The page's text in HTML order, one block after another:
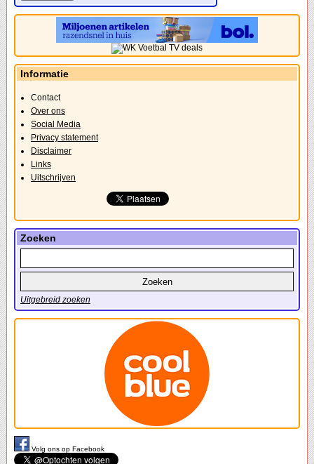
Informatie
Contact
Over ons
Social Media
Privacy statement
Disclaimer
Links
Uitschrijven
Zoeken
Uitgebreid zoeken
Volg ons op Facebook